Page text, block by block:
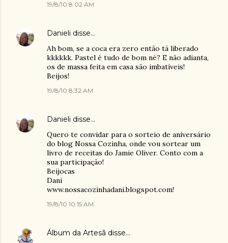
19/8/10 8:02 AM
Danieli disse…
Ah bom, se a coca era zero então tá liberado
kkkkkk. Pastel é tudo de bom né? E não adianta,
os de massa feita em casa são imbatíveis!
Beijos!
19/8/10 8:32 AM
Danieli disse…
Quero te convidar para o sorteio de aniversário
do blog Nossa Cozinha, onde vou sortear um
livro de receitas do Jamie Oliver. Conto com a
sua participação!
Beijocas
Dani
www.nossacozinhadani.blogspot.com!
19/8/10 10:15 AM
Álbum da Artesã disse…